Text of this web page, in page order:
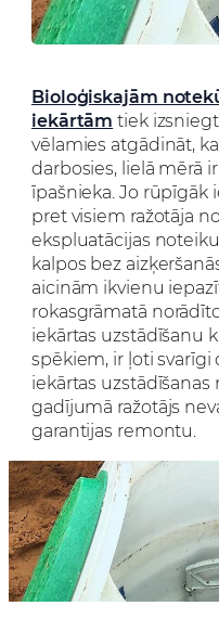
Bioloģiskajām
iekārtām tiek
vēlamies atgādināt,
darbosies, lielā mērā
īpašnieka. Jo rūpīgāk
pret visiem ražotāja
ekspluatācijas
kalpos bez
aicinām ikvienu
rokasgrāmatā
iekārtas uzstādīšanu
spēkiem, ir ļoti svarīgi
iekārtas
gadījumā ražotājs
garantijas remontu.